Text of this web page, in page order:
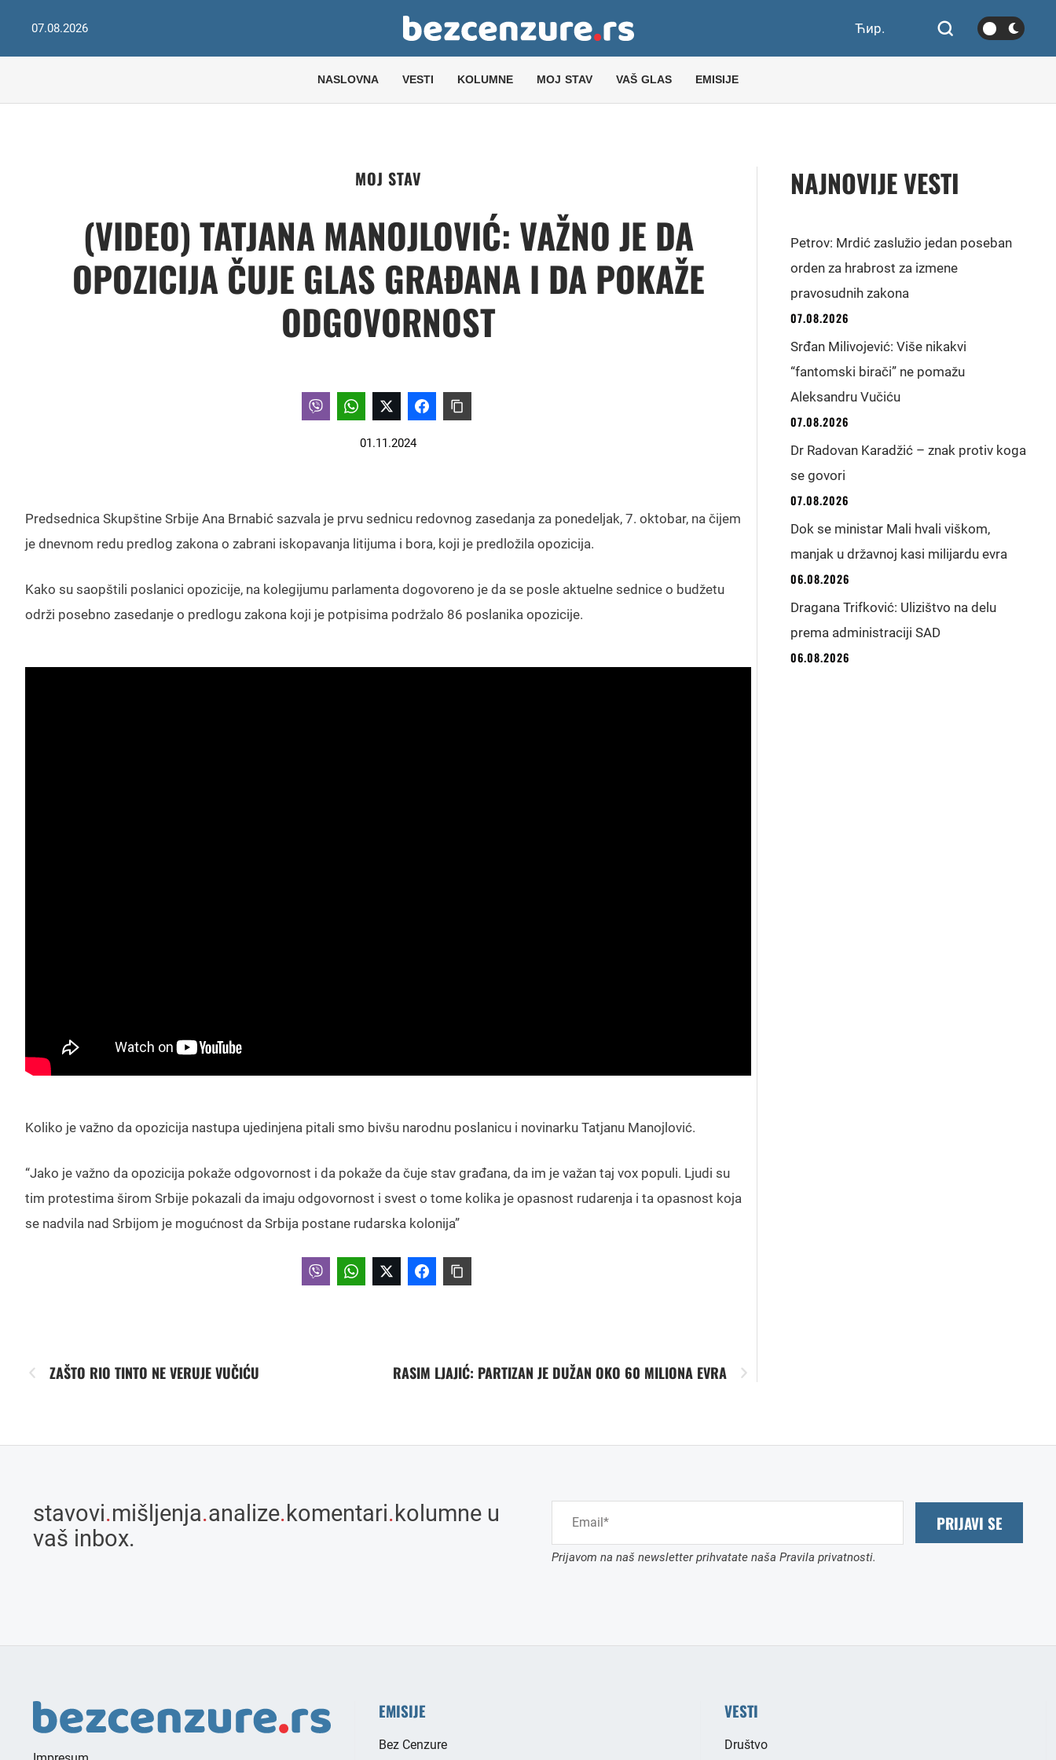
07.08.2026 Ћир.
NASLOVNA VESTI KOLUMNE MOJ STAV VAŠ GLAS EMISIJE
MOJ STAV
(VIDEO) TATJANA MANOJLOVIĆ: VAŽNO JE DA
OPOZICIJA ČUJE GLAS GRAĐANA I DA POKAŽE
ODGOVORNOST
01.11.2024
Predsednica Skupštine Srbije Ana Brnabić sazvala je prvu sednicu redovnog zasedanja za ponedeljak, 7. oktobar, na čijem
je dnevnom redu predlog zakona o zabrani iskopavanja litijuma i bora, koji je predložila opozicija.
Kako su saopštili poslanici opozicije, na kolegijumu parlamenta dogovoreno je da se posle aktuelne sednice o budžetu
održi posebno zasedanje o predlogu zakona koji je potpisima podržalo 86 poslanika opozicije.
Koliko je važno da opozicija nastupa ujedinjena pitali smo bivšu narodnu poslanicu i novinarku Tatjanu Manojlović.
“Jako je važno da opozicija pokaže odgovornost i da pokaže da čuje stav građana, da im je važan taj vox populi. Ljudi su
tim protestima širom Srbije pokazali da imaju odgovornost i svest o tome kolika je opasnost rudarenja i ta opasnost koja
se nadvila nad Srbijom je mogućnost da Srbija postane rudarska kolonija”
ZAŠTO RIO TINTO NE VERUJE VUČIĆU RASIM LJAJIĆ: PARTIZAN JE DUŽAN OKO 60 MILIONA EVRA
NAJNOVIJE VESTI
Petrov: Mrdić zaslužio jedan poseban
orden za hrabrost za izmene
pravosudnih zakona
07.08.2026
Srđan Milivojević: Više nikakvi
“fantomski birači” ne pomažu
Aleksandru Vučiću
07.08.2026
Dr Radovan Karadžić – znak protiv koga
se govori
07.08.2026
Dok se ministar Mali hvali viškom,
manjak u državnoj kasi milijardu evra
06.08.2026
Dragana Trifković: Ulizištvo na delu
prema administraciji SAD
06.08.2026
stavovi.mišljenja.analize.komentari.kolumne u
vaš inbox.
PRIJAVI SE
Prijavom na naš newsletter prihvatate naša Pravila privatnosti.
EMISIJE
Bez Cenzure
VESTI
Društvo